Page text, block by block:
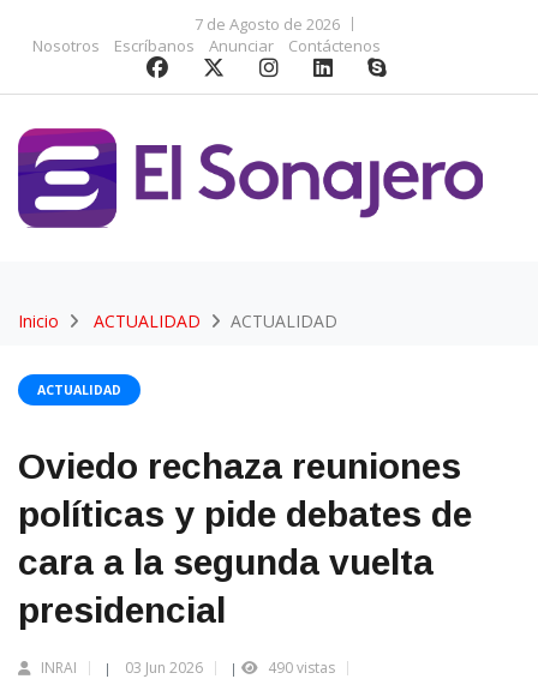
7 de Agosto de 2026
Nosotros
Escríbanos Anunciar Contáctenos
Inicio ACTUALIDAD ACTUALIDAD
ACTUALIDAD
Oviedo rechaza reuniones
políticas y pide debates de
cara a la segunda vuelta
presidencial
INRAI | 03 Jun 2026 | 490 vistas